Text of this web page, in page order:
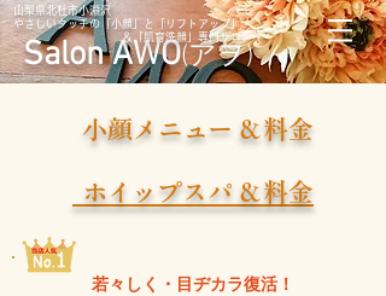
Salon AWO(アヲ)
山梨県北杜市小淵沢
​やさしいタッチの「小顔」と「リフトアップ」
​ ＆「肌育洗顔」専門サロン
小顔メニュー ＆料金
ホイップスパ ＆料金
若々しく・目ヂカラ復活！